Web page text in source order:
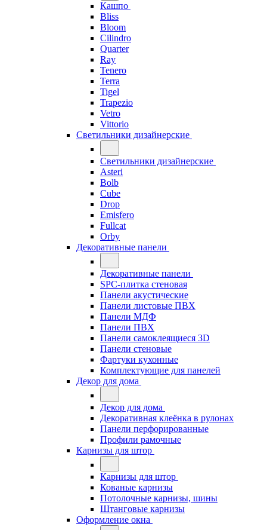
Кашпо
Bliss
Bloom
Cilindro
Quarter
Ray
Tenero
Terra
Tigel
Trapezio
Vetro
Vittorio
Светильники дизайнерские
Светильники дизайнерские
Asteri
Bolb
Cube
Drop
Emisfero
Fullcat
Orby
Декоративные панели
Декоративные панели
SPC-плитка стеновая
Панели акустические
Панели листовые ПВХ
Панели МДФ
Панели ПВХ
Панели самоклеящиеся 3D
Панели стеновые
Фартуки кухонные
Комплектующие для панелей
Декор для дома
Декор для дома
Декоративная клеёнка в рулонах
Панели перфорированные
Профили рамочные
Карнизы для штор
Карнизы для штор
Кованые карнизы
Потолочные карнизы, шины
Штанговые карнизы
Оформление окна